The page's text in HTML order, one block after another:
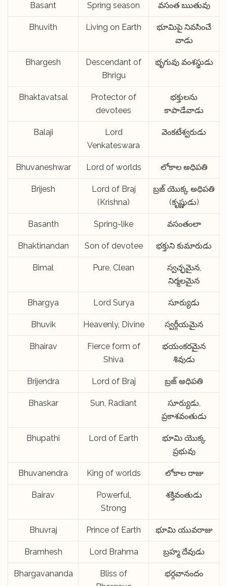
Basant Spring season వసంత ఋతువు
Bhuvith Living on Earth
భూమిపై నివసించే
వాడు
Bhargesh
Descendant of
Bhrigu
భృగువు వంశస్థుడు
Bhaktavatsal
Protector of
devotees
భక్తులను
కాపాడేవాడు
Balaji
Lord
Venkateswara
వెంకటేశ్వరుడు
Bhuvaneshwar Lord of worlds లోకాల అధిపతి
Brijesh
Lord of Braj
(Krishna)
బ్రజ్ యొక్క అధిపతి
(కృష్ణుడు)
Basanth Spring-like వసంతంలా
Bhaktinandan Son of devotee భక్తుని కుమారుడు
Bimal Pure, Clean
స్వచ్ఛమైన,
నిర్మలమైన
Bhargya Lord Surya సూర్యుడు
Bhuvik Heavenly, Divine స్వర్గీయమైన
Bhairav
Fierce form of
Shiva
భయంకరమైన
శివుడు
Brijendra Lord of Braj బ్రజ్ అధిపతి
Bhaskar Sun, Radiant
సూర్యుడు,
ప్రకాశవంతుడు
Bhupathi Lord of Earth
భూమి యొక్క
ప్రభువు
Bhuvanendra King of worlds లోకాల రాజు
Bairav
Powerful,
Strong
శక్తివంతుడు
Bhuvraj Prince of Earth భూమి యువరాజు
Bramhesh Lord Brahma బ్రహ్మ దేవుడు
Bhargavananda
Bliss of
భర్గవానందం